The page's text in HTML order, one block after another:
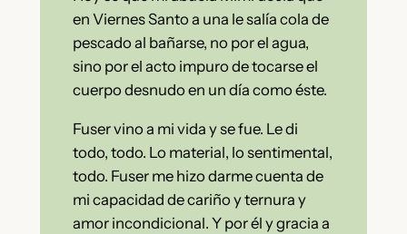
en Viernes Santo a una le salía cola de
pescado al bañarse, no por el agua,
sino por el acto impuro de tocarse el
cuerpo desnudo en un día como éste.
Fuser vino a mi vida y se fue. Le di
todo, todo. Lo material, lo sentimental,
todo. Fuser me hizo darme cuenta de
mi capacidad de cariño y ternura y
amor incondicional. Y por él y gracia a